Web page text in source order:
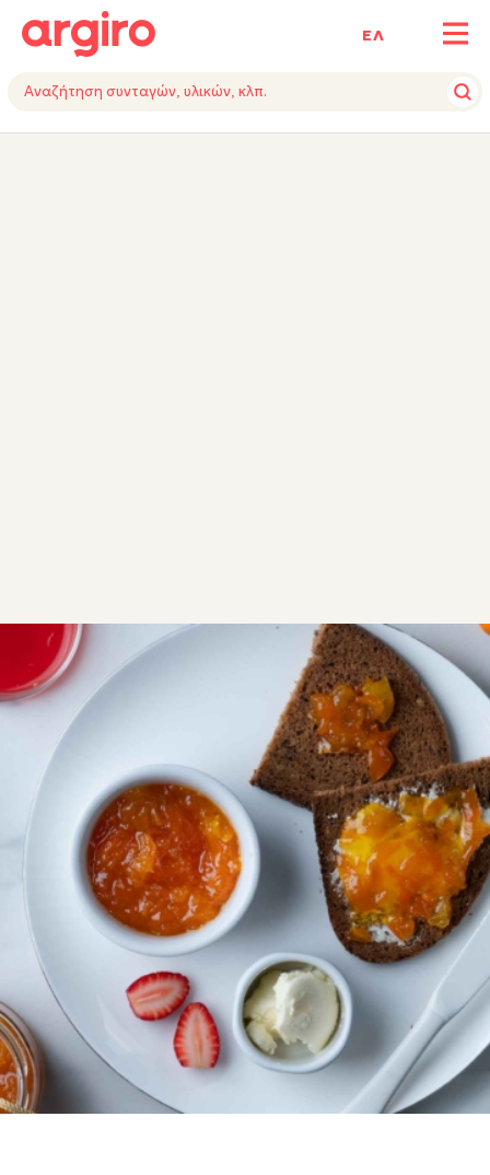
ΕΛ
ΥΛΙΚΑΕΚΤΕΛΕΣΗTIPS
ΣΥΝΤΑΓΕΣ ΓΛΥΚΑ ΓΛΥΚΑ ΚΟΥΤΑΛΙΟΥ & ΜΑΡΜΕΛΑΔΕΣ
Μαρμελάδα κουμ κουάτ
Αρωματική μαρμελάδα με κουμ κουατ. Σφραγίστε το
άρωμα και την γεύση του σε βαζάκι και απολαύστε το
όλο το χρόνο
Μεσαία 0:26
1 Βάζο 500 γρ. 20 λεπτά 6 λεπτά